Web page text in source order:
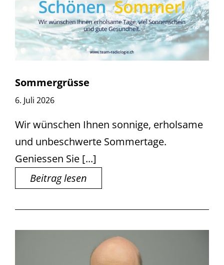
Sommergrüsse
6. Juli 2026
Wir wünschen Ihnen sonnige, erholsame
und unbeschwerte Sommertage.
Geniessen Sie [...]
Beitrag lesen